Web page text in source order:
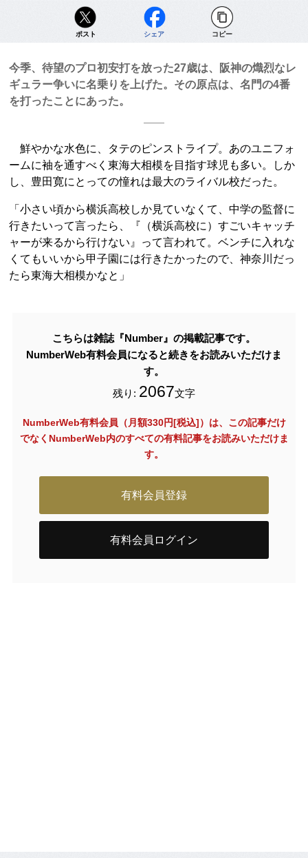
ポスト シェア コピー
今季、待望のプロ初安打を放った27歳は、阪神の熾烈なレ
ギュラー争いに名乗りを上げた。その原点は、名門の4番
を打ったことにあった。
鮮やかな水色に、タテのピンストライプ。あのユニフォ
ームに袖を通すべく東海大相模を目指す球児も多い。しか
し、豊田寛にとっての憧れは最大のライバル校だった。
「小さい頃から横浜高校しか見ていなくて、中学の監督に
行きたいって言ったら、『（横浜高校に）すごいキャッチ
ャーが来るから行けない』って言われて。ベンチに入れな
くてもいいから甲子園には行きたかったので、神奈川だっ
たら東海大相模かなと」
こちらは雑誌『Number』の掲載記事です。
NumberWeb有料会員になると続きをお読みいただけま
す。
残り: 2067文字
NumberWeb有料会員（月額330円[税込]）は、この記事だけ
でなく NumberWeb内のすべての有料記事をお読みいただけま
す。
有料会員登録
有料会員ログイン